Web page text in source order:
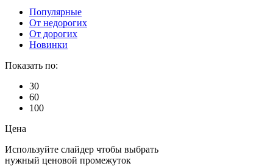
Популярные
От недорогих
От дорогих
Новинки
Показать по:
30
60
100
Цена
Используйте слайдер чтобы выбрать
нужный ценовой промежуток